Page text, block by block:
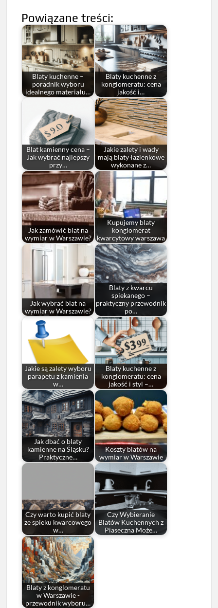
Powiązane treści:
Blaty kuchenne –
poradnik wyboru
idealnego materiału…
Blaty kuchenne z
konglomeratu: cena
jakość i…
Blat kamienny cena –
Jak wybrać najlepszy
przy…
Jakie zalety i wady
mają blaty łazienkowe
wykonane z…
Jak zamówić blat na
wymiar w Warszawie?
Kupujemy blaty
konglomerat
kwarcytowy warszawa
Jak wybrać blat na
wymiar w Warszawie?
Blaty z kwarcu
spiekanego –
praktyczny przewodnik
po…
Jakie są zalety wyboru
parapetu z kamienia
w…
Blaty kuchenne z
konglomeratu: cena
jakość i styl –…
Jak dbać o blaty
kamienne na Śląsku?
Praktyczne…
Koszty blatów na
wymiar w Warszawie
Czy warto kupić blaty
ze spieku kwarcowego
w…
Czy Wybieranie
Blatów Kuchennych z
Piaseczna Może…
Blaty z konglomeratu
w Warszawie -
przewodnik wyboru…